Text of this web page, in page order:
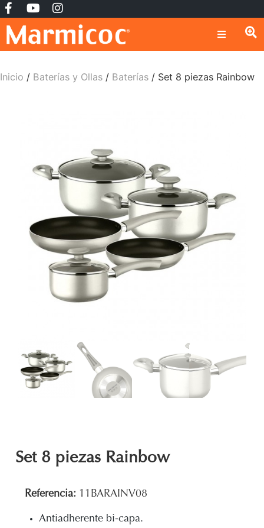
Inicio / Baterías y Ollas / Baterías / Set 8 piezas Rainbow
Set 8 piezas Rainbow
Referencia: 11BARAINV08
Antiadherente bi-capa.